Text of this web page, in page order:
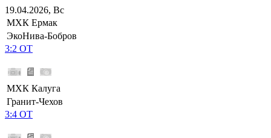
19.04.2026, Вс
МХК Ермак
ЭкоНива-Бобров
3:2 ОТ
МХК Калуга
Гранит-Чехов
3:4 ОТ